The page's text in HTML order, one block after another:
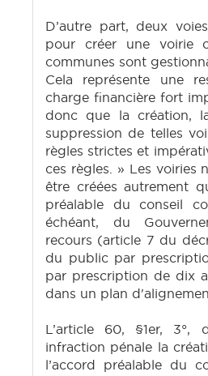
D’autre part, deux
pour créer une voirie
communes sont
Cela représente une
charge financière fort
donc que la création,
suppression de telles
règles strictes et
ces règles. » Les voiries
être créées autrement
préalable du conseil
échéant, du
recours (article 7 du
du public par
par prescription de dix
dans un plan
L’article 60, §1er, 3°,
infraction pénale la
l’accord préalable du